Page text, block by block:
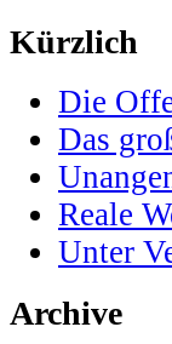
Kürzlich
Die
Das
Reale
Unter
Archive